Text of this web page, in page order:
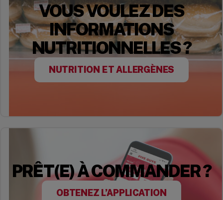
VOUS VOULEZ DES
INFORMATIONS
NUTRITIONNELLES ?
NUTRITION ET ALLERGÈNES
PRÊT(E) À COMMANDER ?
OBTENEZ L’APPLICATION